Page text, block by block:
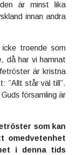
är minst lika
innan andra
troende som
då har vi hamnat
är kristna
”Allt står väl till”.
församling är
som kan
omedvetenhet
i denna tids